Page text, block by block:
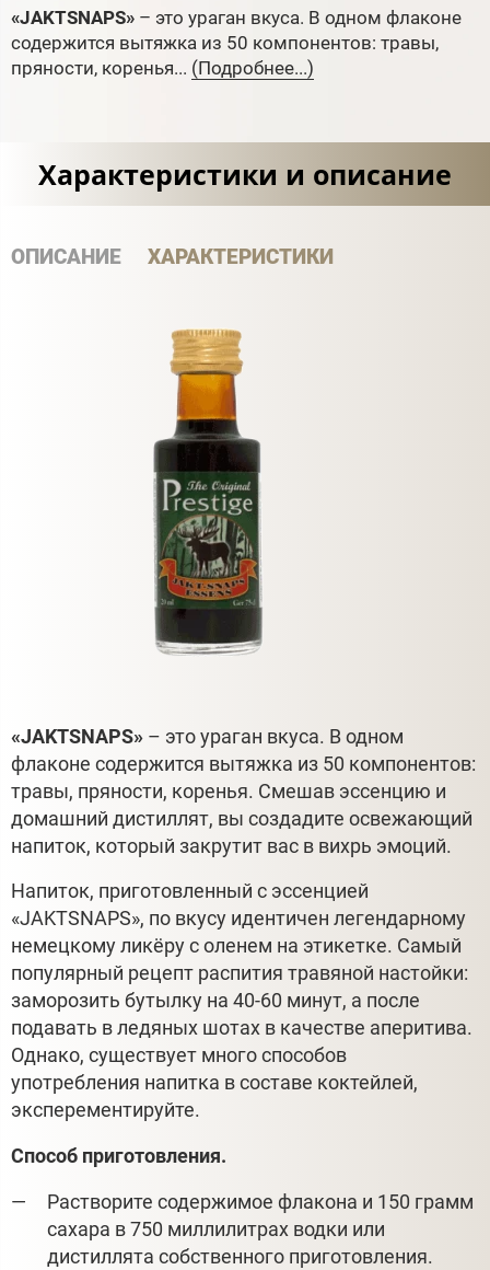
«JAKTSNAPS» – это ураган вкуса. В одном флаконе
содержится вытяжка из 50 компонентов: травы,
пряности, коренья... (Подробнее...)
Характеристики и описание
ОПИСАНИЕ ХАРАКТЕРИСТИКИ
«JAKTSNAPS» – это ураган вкуса. В одном
флаконе содержится вытяжка из 50 компонентов:
травы, пряности, коренья. Смешав эссенцию и
домашний дистиллят, вы создадите освежающий
напиток, который закрутит вас в вихрь эмоций.
Напиток, приготовленный с эссенцией
«JAKTSNAPS», по вкусу идентичен легендарному
немецкому ликёру с оленем на этикетке. Самый
популярный рецепт распития травяной настойки:
заморозить бутылку на 40-60 минут, а после
подавать в ледяных шотах в качестве аперитива.
Однако, существует много способов
употребления напитка в составе коктейлей,
эксперементируйте.
Способ приготовления.
Растворите содержимое флакона и 150 грамм
сахара в 750 миллилитрах водки или
дистиллята собственного приготовления.